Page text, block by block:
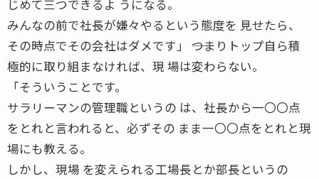
じめて三つできるよ うになる。
みんなの前で社長が嫌々やるという態度を 見せたら、
その時点でその会社はダメです」 ――つまりトップ自ら積
極的に取り組まなければ、現 場は変わらない。
「そういうことです。
サラリーマンの管理職というの は、社長から一〇〇点
をとれと言われると、必ずその まま一〇〇点をとれと現
場にも教える。
しかし、現場 を変えられる工場長とか部長というの